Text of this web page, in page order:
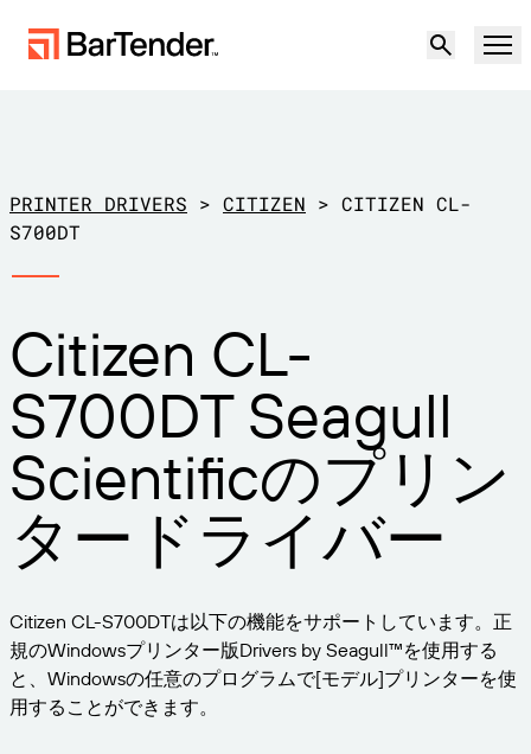
ラベリング、マーキング、コーディング
ラベリング機能
作成
管理
アイテムと在庫の追跡
ソリューション
製造
倉庫
小売
輸送および物流
業界
航空宇宙産業
プリンタードライバーのダウンロー
ド
サポートプラン
学ぶ
パートナー
ビジネスを拡大する。顧客により充実したサービス
を提供する。BarTenderの提携パートナーに。
パートナーディレクトリ
サポート
サポートセンター
る質問に対する回答、ハウツー記事を確認できま
す。
無償試用版
営業担当に問い合
わせる
Japanese ログイン
カスタマーポータル
Seagull Software
PRINTER DRIVERS > CITIZEN > CITIZEN CL-
S700DT
Citizen CL-
S700DT Seagull
Scientificのプリン
タードライバー
Citizen CL-S700DTは以下の機能をサポートしています。正
規のWindowsプリンター版Drivers by Seagull™を使用する
と、Windowsの任意のプログラムで[モデル]プリンターを使
用することができます。